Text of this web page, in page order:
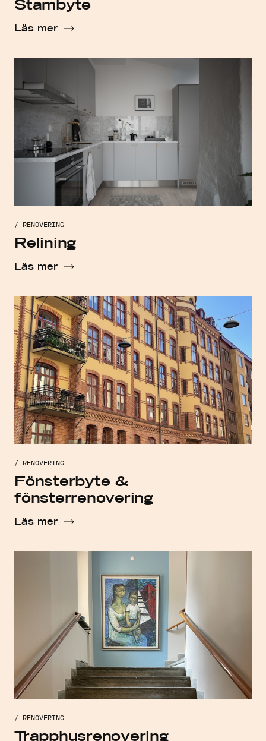
Stambyte
Läs mer
/ RENOVERING
Relining
Läs mer
/ RENOVERING
Fönsterbyte &
fönsterrenovering
Läs mer
/ RENOVERING
Trapphusrenovering